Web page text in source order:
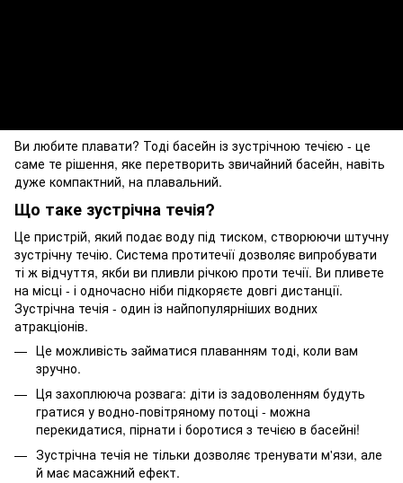
Ви любите плавати? Тоді басейн із зустрічною течією - це
саме те рішення, яке перетворить звичайний басейн, навіть
дуже компактний, на плавальний.
Що таке зустрічна течія?
Це пристрій, який подає воду під тиском, створюючи штучну
зустрічну течію. Система протитечії дозволяє випробувати
ті ж відчуття, якби ви пливли річкою проти течії. Ви пливете
на місці - і одночасно ніби підкоряєте довгі дистанції.
Зустрічна течія - один із найпопулярніших водних
атракціонів.
Це можливість займатися плаванням тоді, коли вам
зручно.
Ця захоплююча розвага: діти із задоволенням будуть
гратися у водно-повітряному потоці - можна
перекидатися, пірнати і боротися з течією в басейні!
Зустрічна течія не тільки дозволяє тренувати м'язи, але
й має масажний ефект.